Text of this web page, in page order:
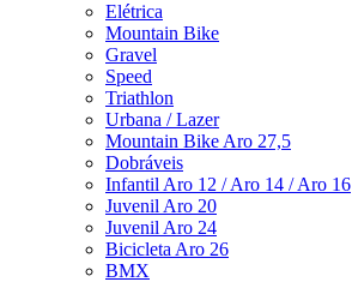
Elétrica
Mountain Bike
Gravel
Speed
Triathlon
Urbana / Lazer
Mountain Bike Aro 27,5
Dobráveis
Infantil Aro 12 / Aro 14 / Aro 16
Juvenil Aro 20
Juvenil Aro 24
Bicicleta Aro 26
BMX